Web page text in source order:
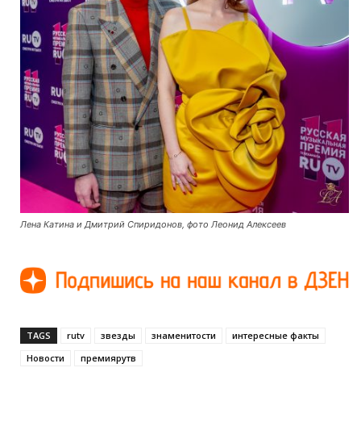
Лена Катина и Дмитрий Спиридонов, фото Леонид Алексеев
TAGS rutv звезды знаменитости
интересные факты
Новости
премиярутв